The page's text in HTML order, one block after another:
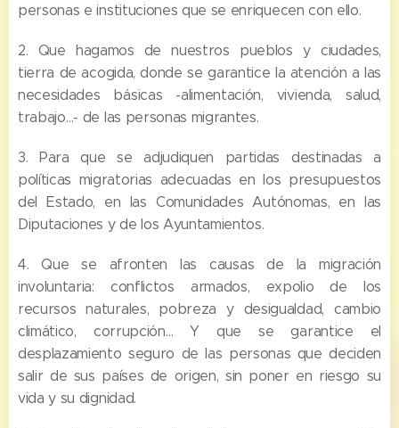
personas e instituciones que se enriquecen con ello.
2. Que hagamos de nuestros pueblos y ciudades,
tierra de acogida, donde se garantice la atención a las
necesidades básicas -alimentación, vivienda, salud,
trabajo…- de las personas migrantes.
3. Para que se adjudiquen partidas destinadas a
políticas migratorias adecuadas en los presupuestos
del Estado, en las Comunidades Autónomas, en las
Diputaciones y de los Ayuntamientos.
4. Que se afronten las causas de la migración
involuntaria: conflictos armados, expolio de los
recursos naturales, pobreza y desigualdad, cambio
climático, corrupción… Y que se garantice el
desplazamiento seguro de las personas que deciden
salir de sus países de origen, sin poner en riesgo su
vida y su dignidad.